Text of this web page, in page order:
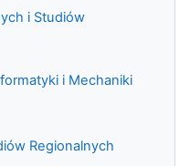
i Studiów
i Mechaniki
Regionalnych